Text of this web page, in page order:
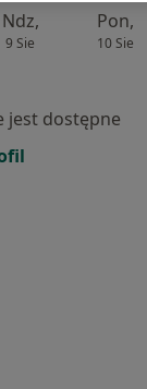
Ndz,
9 Sie
Pon,
10 Sie
jest dostępne